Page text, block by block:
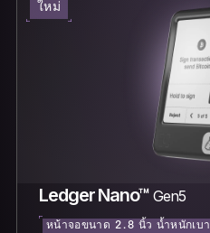
ใหม่
Ledger Nano™ Gen5
หน้าจอขนาด 2.8 นิ้ว น้ำหนักเบา